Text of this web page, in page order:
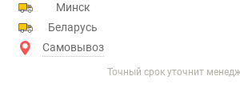
Минск
Беларусь
Самовывоз
Точный срок уточнит